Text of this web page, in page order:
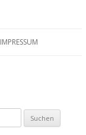
IMPRESSUM